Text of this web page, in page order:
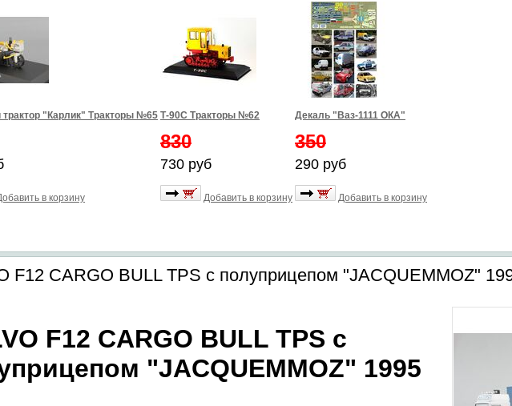
трактор "Карлик" Тракторы №65
в корзину
Т-90С Тракторы №62
830
730 руб
Добавить в корзину
Декаль "Ваз-1111 ОКА"
350
290 руб
Добавить в корзину
F12 CARGO BULL TPS c полуприцепом "JACQUEMMOZ"
F12 CARGO BULL TPS c
"JACQUEMMOZ" 1995